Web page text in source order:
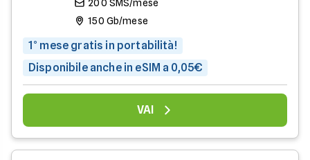
200 SMS/mese
150 Gb/mese
1° mese gratis in portabilità!
Disponibile anche in eSIM a 0,05€
VAI